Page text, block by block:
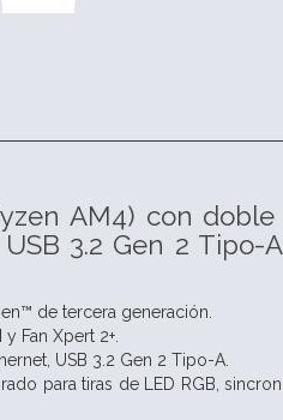
AM4) con
3.2 Gen 2
de tercera generación.
Fan Xpert 2+.
USB 3.2 Gen 2 Tipo-A.
para tiras de LED RGB,